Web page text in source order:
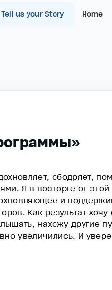
Tell us your Story Home
ободряет,
Я в восторге от
и
Как результат хочу
нахожу другие
увеличились. И